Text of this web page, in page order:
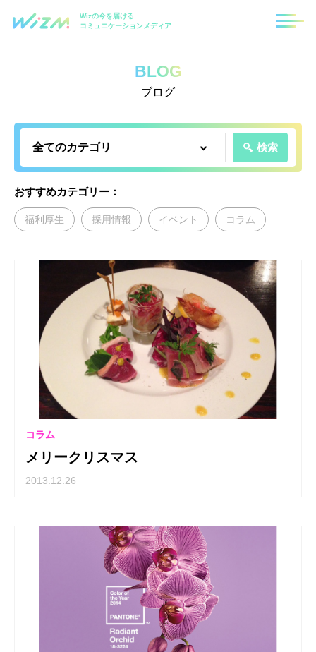
Wizの今を届ける
コミュニケーションメディア
BLOG
ブログ
検索
おすすめカテゴリー：
福利厚生 採用情報 イベント コラム
コラム
メリークリスマス
2013.12.26